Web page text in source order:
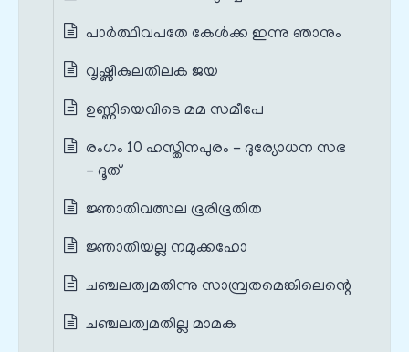
പാര്‍ത്ഥിവപതേ കേള്‍ക്ക ഇന്നു ഞാനും
വൃഷ്ണികുലതിലക ജയ
ഉണ്ണിയെവിടെ മമ സമീപേ
രംഗം 10 ഹസ്തിനപുരം - ദുര്യോധന സഭ
- ദൂത്
ജ്ഞാതിവത്സല ഭൂരിഭൂതിത
ജ്ഞാതിയല്ല നമുക്കഹോ
ചഞ്ചലത്വമതിന്നു സാമ്പ്രതമെങ്കിലെന്റെ
ചഞ്ചലത്വമതില്ല മാമക